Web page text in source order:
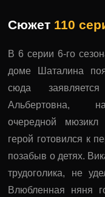
Сюжет 110
В 6 серии 6-го
доме Шаталина
сюда
Альбертовна,
очередной
герой готовился к
позабыв о детях.
трудоголика, не
Влюбленная няня